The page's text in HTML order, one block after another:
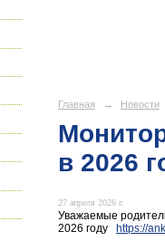
Главная → Новости
в 2026
27 апреля 2026 г.
Уважаемые
2026 году https://